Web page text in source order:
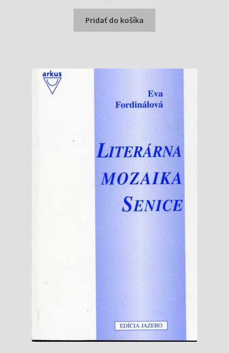
Pridať do košíka